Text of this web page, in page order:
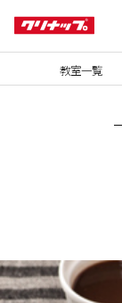
教室一覧